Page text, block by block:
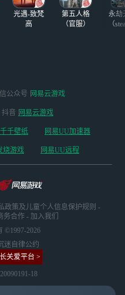
光遇-致梵
高
第五人格
（官服）
永劫
（
公众号 网易云游戏
抖音 网易云游戏
千壁纸 网易UU加速器
烧游戏 网易UU远程
政策及儿童个人信息保护规则 -
务合作 - 加入我们
©1997-2026
迷自律公约
关爱平台 >
18